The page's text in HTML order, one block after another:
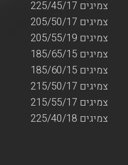
צמיגים 225/45/17
צמיגים 205/50/17
צמיגים 205/55/19
צמיגים 185/65/15
צמיגים 185/60/15
צמיגים 215/50/17
צמיגים 215/55/17
צמיגים 225/40/18